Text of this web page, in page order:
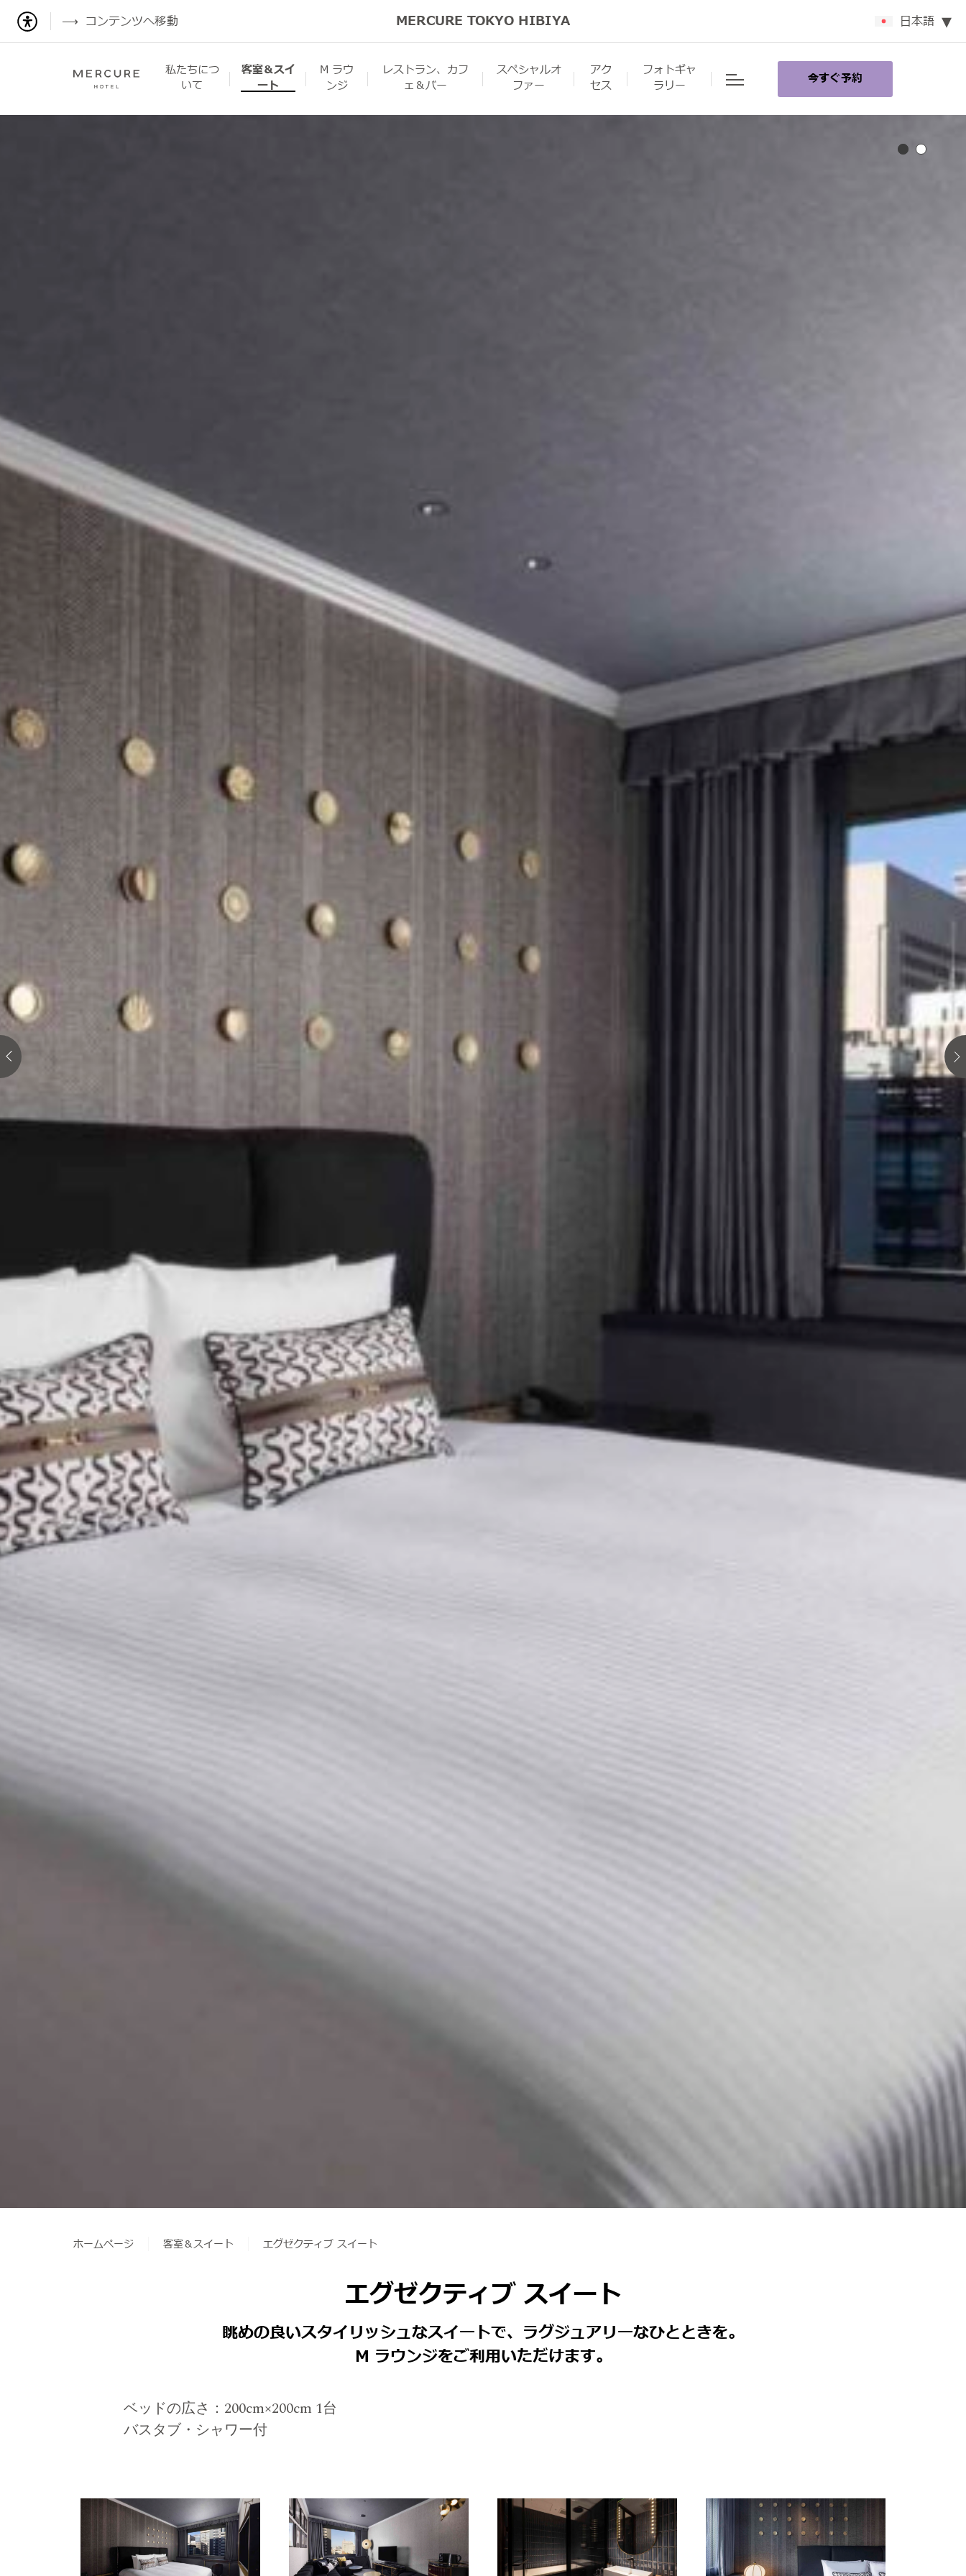
コンテンツへ移動 MERCURE TOKYO HIBIYA 日本語
私たちにつ
いて
客室＆スイ
ート
M ラウ
ンジ
レストラン、カフ
ェ＆バー
スペシャルオ
ファー
アク
セス
フォトギャ
ラリー
今すぐ予約
ホームページ 客室＆スイート エグゼクティブ スイート
エグゼクティブ スイート
眺めの良いスタイリッシュなスイートで、ラグジュアリーなひとときを。
M ラウンジをご利用いただけます。
ベッドの広さ：200cm×200cm 1台
バスタブ・シャワー付